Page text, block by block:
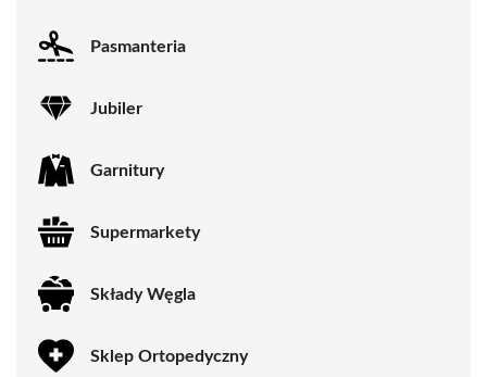
Pasmanteria
Jubiler
Garnitury
Supermarkety
Składy Węgla
Sklep Ortopedyczny